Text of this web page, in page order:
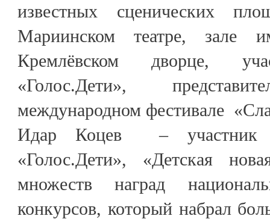
известных сценических
Мариинском театре, зале
Кремлёвском дворце,
«Голос.Дети»,
международном фестивале
Идар Коцев – участник
«Голос.Дети», «Детская
множеств наград
конкурсов, который набрал